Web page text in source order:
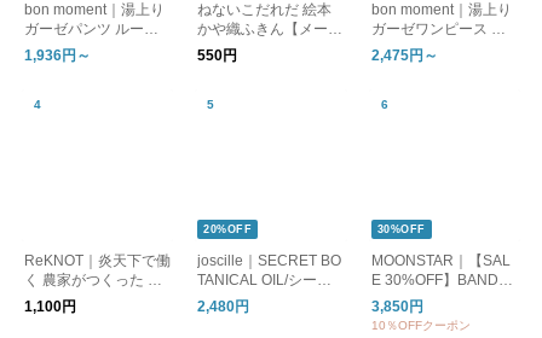
bon moment｜湯上り
ガーゼパンツ ルーム
パンツ
1,936円～
ねないこだれだ 絵本
かや織ふきん【メール
便可】
550円
bon moment｜湯上り
ガーゼワンピース ル
ームワンピース
2,475円～
ReKNOT｜炎天下で働
く 農家がつくった 手
ぬぐい ハンカチ MFS
2610 リノット ギフト
1,100円
20%OFF
joscille｜SECRET BO
TANICAL OIL/シーク
レットボタニカルオイ
ル
2,480円
30%OFF
MOONSTAR｜【SAL
E 30%OFF】BANDBA
LLET バンドバレー バ
レーシューズ フラッ
3,850円
10％OFFクーポン